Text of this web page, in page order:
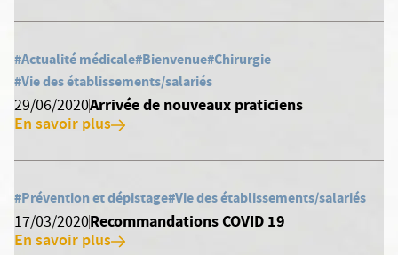
#Actualité médicale#Bienvenue#Chirurgie
#Vie des établissements/salariés
29/06/2020Arrivée de nouveaux praticiens
En savoir plus
#Prévention et dépistage#Vie des établissements/salariés
17/03/2020Recommandations COVID 19
En savoir plus